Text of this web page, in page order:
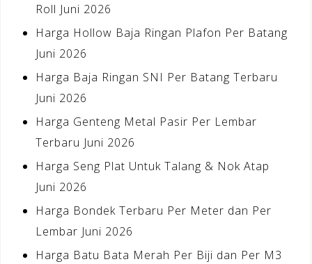
Roll Juni 2026
Harga Hollow Baja Ringan Plafon Per Batang
Juni 2026
Harga Baja Ringan SNI Per Batang Terbaru
Juni 2026
Harga Genteng Metal Pasir Per Lembar
Terbaru Juni 2026
Harga Seng Plat Untuk Talang & Nok Atap
Juni 2026
Harga Bondek Terbaru Per Meter dan Per
Lembar Juni 2026
Harga Batu Bata Merah Per Biji dan Per M3